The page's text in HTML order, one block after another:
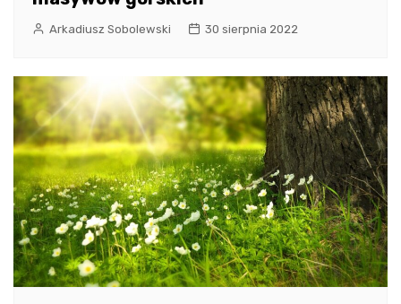
Arkadiusz Sobolewski 30 sierpnia 2022